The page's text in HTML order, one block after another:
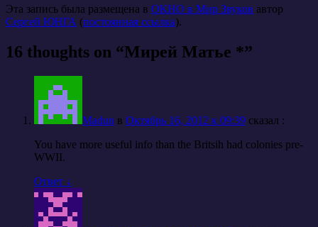
Эта запись была размещена в ОКНО в Мир Звуков автор
Сергей ЮНГА (постоянная ссылка).
16 thoughts on “Мирей Матье *”
Madun в Октябрь 16, 2012 к 09:39 cказал :
You have more useful info than the Britsih had colonies pre-
WWII.
Ответ ↓